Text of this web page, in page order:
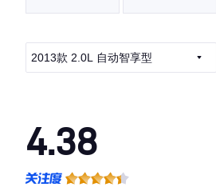
2013款 2.0L 自动智享型
4.38